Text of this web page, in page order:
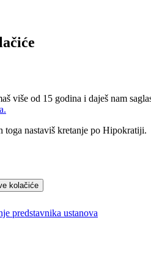
više od 15 godina i daješ nam
nastaviš kretanje po Hipokratiji.
kolačiće
predstavnika ustanova